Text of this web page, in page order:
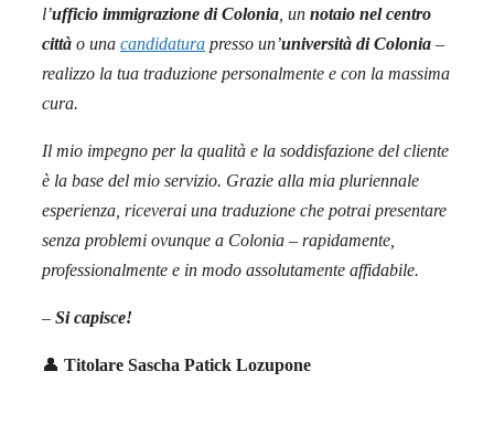
l’ufficio immigrazione di Colonia , un notaio nel centro
città o una candidatura presso un’università di Colonia –
realizzo la tua traduzione personalmente e con la massima
cura.
Il mio impegno per la qualità e la soddisfazione del cliente
è la base del mio servizio. Grazie alla mia pluriennale
esperienza, riceverai una traduzione che potrai presentare
senza problemi ovunque a Colonia – rapidamente,
professionalmente e in modo assolutamente affidabile.
– Si capisce!
👤 Titolare Sascha Patick Lozupone